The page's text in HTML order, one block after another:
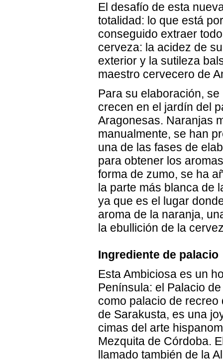
El desafío de esta
totalidad: lo que está
conseguido extraer
cerveza: la acidez de
exterior y la sutileza
maestro cervecero de
Para su elaboración,
crecen en el jardín del
Aragonesas. Naranjas
manualmente, se han
una de las fases de
para obtener los
forma de zumo, se ha
la parte más blanca de
ya que es el lugar
aroma de la naranja,
la ebullición de la
Ingrediente de palacio
Esta Ambiciosa es un
Península: el Palacio
como palacio de
de Sarakusta, es una
cimas del arte
Mezquita de Córdoba.
llamado también de la